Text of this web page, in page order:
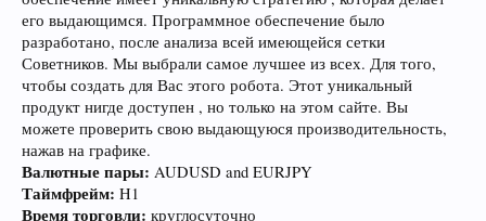
его выдающимся. Программное обеспечение было
разработано, после анализа всей имеющейся сетки
Советников. Мы выбрали самое лучшее из всех. Для того,
чтобы создать для Вас этого робота. Этот уникальный
продукт нигде доступен , но только на этом сайте. Вы
можете проверить свою выдающуюся производительность,
нажав на графике.
Валютные пары: AUDUSD and EURJPY
Таймфрейм: H1
Время торговли: круглосуточно